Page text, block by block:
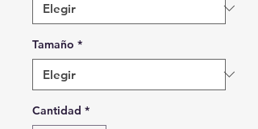
Tamaño *
Cantidad *